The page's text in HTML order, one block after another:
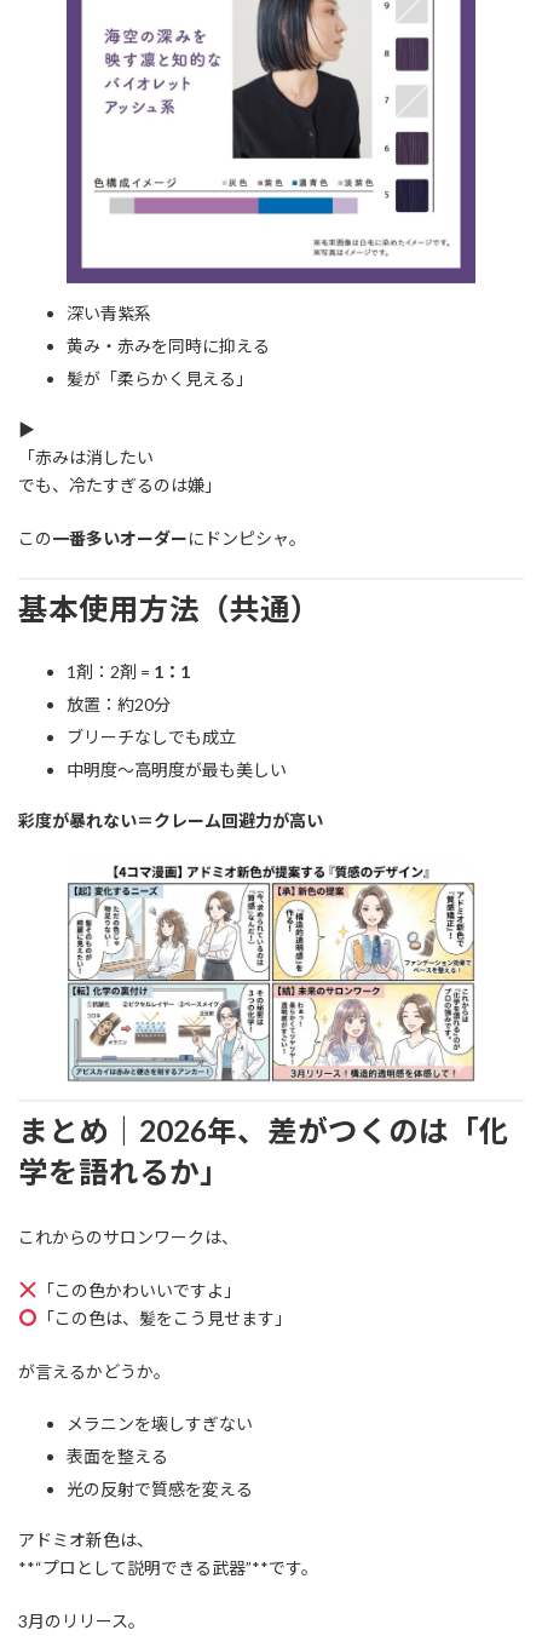
深い青紫系
黄み・赤みを同時に抑える
髪が「柔らかく見える」
▶
「赤みは消したい
でも、冷たすぎるのは嫌」
この一番多いオーダーにドンピシャ。
基本使用方法（共通）
1剤：2剤 = 1：1
放置：約20分
ブリーチなしでも成立
中明度〜高明度が最も美しい
彩度が暴れない＝クレーム回避力が高い
まとめ｜2026年、差がつくのは「化
学を語れるか」
これからのサロンワークは、
「この色かわいいですよ」
「この色は、髪をこう見せます」
が言えるかどうか。
メラニンを壊しすぎない
表面を整える
光の反射で質感を変える
アドミオ新色は、
**“プロとして説明できる武器”**です。
3月のリリース。